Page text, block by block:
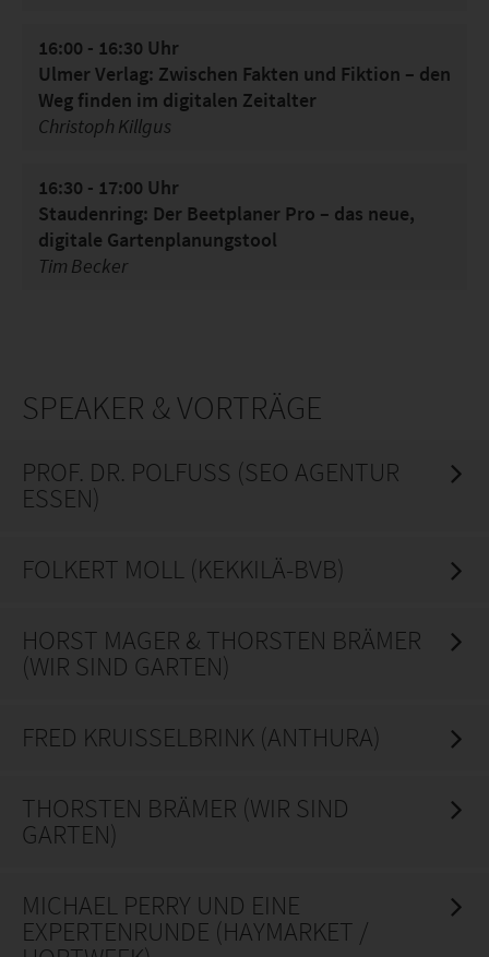
16:00 - 16:30 Uhr
Ulmer Verlag: Zwischen Fakten und Fiktion – den
Weg finden im digitalen Zeitalter
Christoph Killgus
16:30 - 17:00 Uhr
Staudenring: Der Beetplaner Pro – das neue,
digitale Gartenplanungstool
Tim Becker
SPEAKER & VORTRÄGE
PROF. DR. POLFUSS (SEO AGENTUR E
SSEN)
FOLKERT MOLL (KEKKILÄ-BVB)
HORST MAGER & THORSTEN BRÄMER
(WIR SIND GARTEN)
FRED KRUISSELBRINK (ANTHURA)
THORSTEN BRÄMER (WIR SIND
GARTEN)
MICHAEL PERRY UND EINE
EXPERTENRUNDE (HAYMARKET /